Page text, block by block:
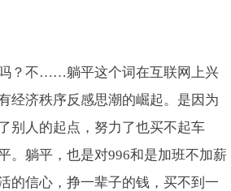
？不……躺平这个词在互联网上兴
经济秩序反感思潮的崛起。是因为
别人的起点，努力了也买不起车
。躺平，也是对996和是加班不加薪
的信心，挣一辈子的钱，买不到一